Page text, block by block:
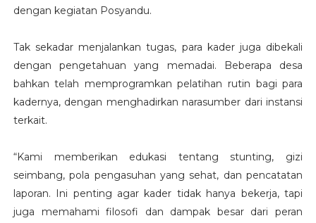
dengan kegiatan Posyandu.
Tak sekadar menjalankan tugas, para kader juga dibekali
dengan pengetahuan yang memadai. Beberapa desa
bahkan telah memprogramkan pelatihan rutin bagi para
kadernya, dengan menghadirkan narasumber dari instansi
terkait.
“Kami memberikan edukasi tentang stunting, gizi
seimbang, pola pengasuhan yang sehat, dan pencatatan
laporan. Ini penting agar kader tidak hanya bekerja, tapi
juga memahami filosofi dan dampak besar dari peran